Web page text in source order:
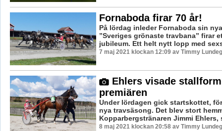
Fornaboda firar 70 år!
På lördag inleder Fornaboda sin
”Sveriges grönaste travbana” firar
jubileum. Ett helt nytt lopp med
7 maj 2021 klockan 12:09 av Timmy
Ehlers visade
premiären
Under lördagen gick startskottet,
nya travsäsong. Det blev stort
Kopparbergstränaren Jimmi Ehlers,
8 maj 2021 klockan 20:58 av Timmy